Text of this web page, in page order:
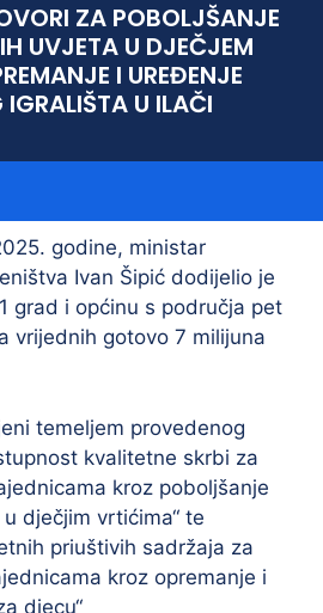
ZA POBOLJŠANJE
UVJETA U DJEČJEM
I UREĐENJE
U ILAČI
godine, ministar
Ivan Šipić dodijelio je
grad i općinu s područja pet
vrijednih gotovo 7 milijuna
temeljem provedenog
kvalitetne skrbi za
kroz poboljšanje
dječjim vrtićima“ te
priuštivih sadržaja za
kroz opremanje i
djecu“